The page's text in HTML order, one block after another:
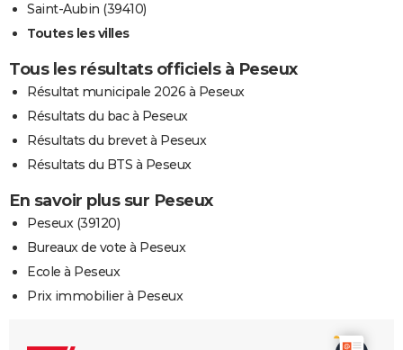
Saint-Aubin (39410)
Toutes les villes
Tous les résultats officiels à Peseux
Résultat municipale 2026 à Peseux
Résultats du bac à Peseux
Résultats du brevet à Peseux
Résultats du BTS à Peseux
En savoir plus sur Peseux
Peseux (39120)
Bureaux de vote à Peseux
Ecole à Peseux
Prix immobilier à Peseux